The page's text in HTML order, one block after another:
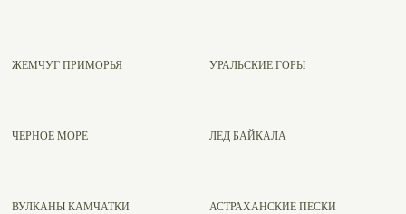
ЖЕМЧУГ ПРИМОРЬЯ УРАЛЬСКИЕ ГОРЫ
ЧЕРНОЕ МОРЕ ЛЕД БАЙКАЛА
ВУЛКАНЫ КАМЧАТКИ АСТРАХАНСКИЕ ПЕСКИ